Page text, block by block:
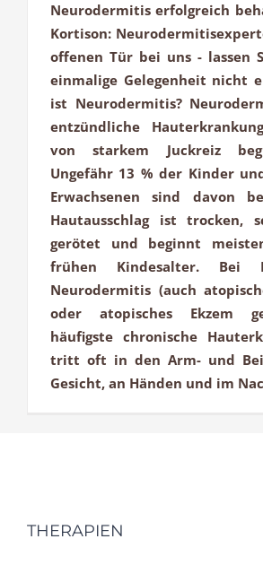
Neurodermitis erfolgreich
Kortison:
offenen Tür bei uns - lassen
einmalige Gelegenheit nicht
ist Neurodermitis?
entzündliche
von starkem Juckreiz
Ungefähr 13 % der Kinder
Erwachsenen sind davon
Hautausschlag ist trocken,
gerötet und beginnt
frühen Kindesalter. Bei
Neurodermitis (auch
oder atopisches Ekzem
häufigste chronische
tritt oft in den Arm- und
Gesicht, an Händen und im
THERAPIEN